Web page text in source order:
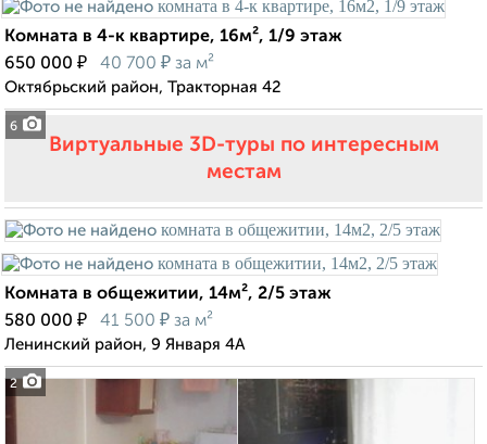
6
Комната в 4-к квартире, 16м², 1/9 этаж
650 000 ₽ 40 700 ₽ за м²
Октябрьский район, Тракторная 42
Виртуальные 3D-туры по интересным
местам
2
Комната в общежитии, 14м², 2/5 этаж
580 000 ₽ 41 500 ₽ за м²
Ленинский район, 9 Января 4А